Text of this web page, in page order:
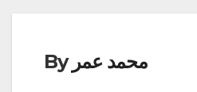
By محمد عمر